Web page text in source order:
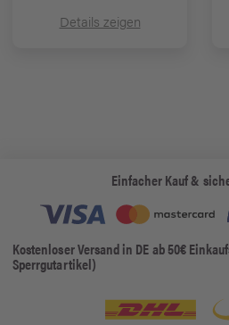
Details zeigen
Einfacher Kauf &
Kostenloser Versand in DE ab 50€
Sperrgutartikel)